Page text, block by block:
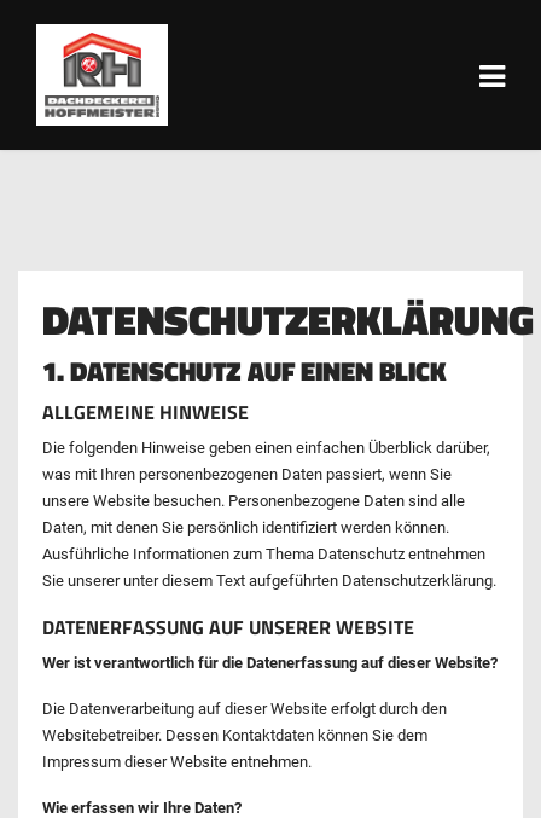
DATENSCHUTZERKLÄRUNG
1. DATENSCHUTZ AUF EINEN BLICK
ALLGEMEINE HINWEISE
Die folgenden Hinweise geben einen einfachen Überblick darüber,
was mit Ihren personenbezogenen Daten passiert, wenn Sie
unsere Website besuchen. Personenbezogene Daten sind alle
Daten, mit denen Sie persönlich identifiziert werden können.
Ausführliche Informationen zum Thema Datenschutz entnehmen
Sie unserer unter diesem Text aufgeführten Datenschutzerklärung.
DATENERFASSUNG AUF UNSERER WEBSITE
Wer ist verantwortlich für die Datenerfassung auf dieser Website?
Die Datenverarbeitung auf dieser Website erfolgt durch den
Websitebetreiber. Dessen Kontaktdaten können Sie dem
Impressum dieser Website entnehmen.
Wie erfassen wir Ihre Daten?